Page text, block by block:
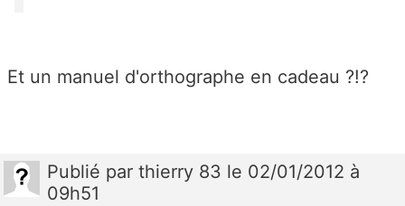
Et un manuel d'orthographe en cadeau ?!?
Publié par thierry 83 le 02/01/2012 à
09h51